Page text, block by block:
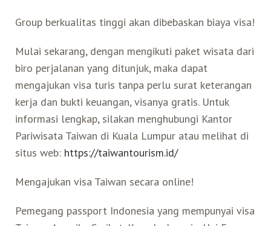
Group berkualitas tinggi akan dibebaskan biaya visa!
Mulai sekarang, dengan mengikuti paket wisata dari
biro perjalanan yang ditunjuk, maka dapat
mengajukan visa turis tanpa perlu surat keterangan
kerja dan bukti keuangan, visanya gratis. Untuk
informasi lengkap, silakan menghubungi Kantor
Pariwisata Taiwan di Kuala Lumpur atau melihat di
situs web: https://taiwantourism.id/
Mengajukan visa Taiwan secara online!
Pemegang passport Indonesia yang mempunyai visa